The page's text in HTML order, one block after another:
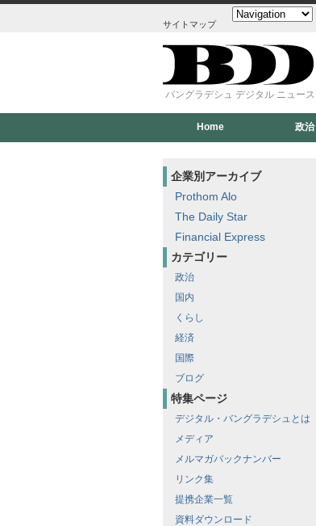
サイトマップ
バングラデシュ デジタル ニュース
Home 政治
企業別アーカイブ
Prothom Alo
The Daily Star
Financial Express
カテゴリー
政治
国内
くらし
経済
国際
ブログ
特集ページ
デジタル・バングラデシュとは
メディア
メルマガバックナンバー
リンク集
提携企業一覧
資料ダウンロード